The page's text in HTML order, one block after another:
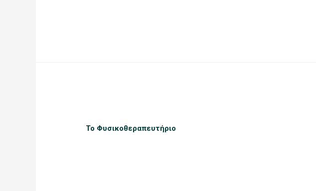
Το Φυσικοθεραπευτήριο